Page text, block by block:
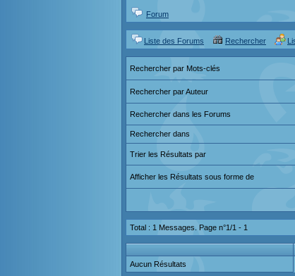
Forum
Liste des Forums Rechercher
Rechercher par Mots-clés
Rechercher par Auteur
Rechercher dans les Forums
Rechercher dans
Trier les Résultats par
Afficher les Résultats sous forme de
Total : 1 Messages. Page n°1/1 - 1
Aucun Résultats